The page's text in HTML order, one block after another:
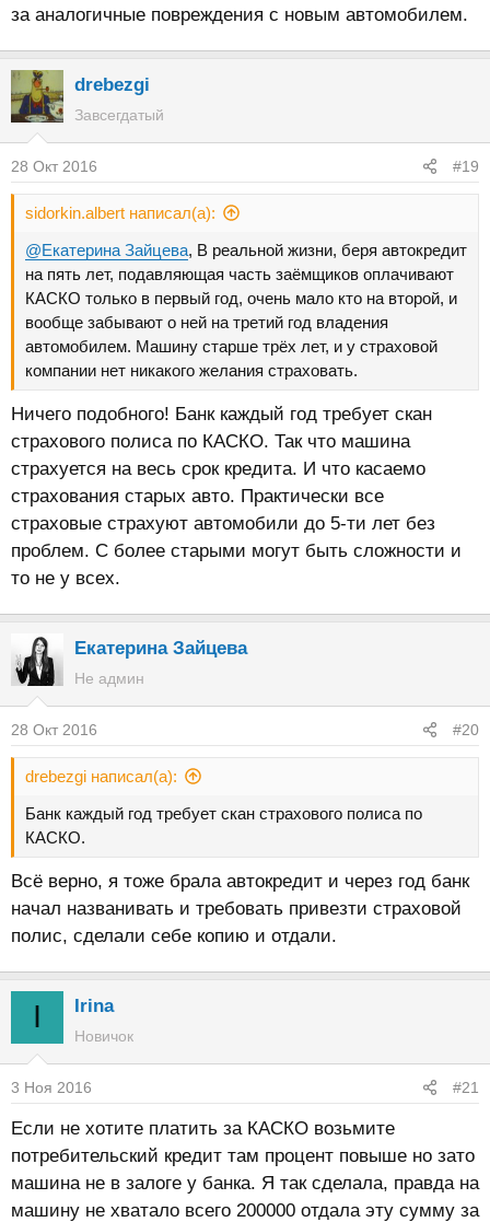
за аналогичные повреждения с новым автомобилем.
drebezgi
Завсегдатый
28 Окт 2016 #19
sidorkin.albert написал(а):
@Екатерина Зайцева, В реальной жизни, беря автокредит
на пять лет, подавляющая часть заёмщиков оплачивают
КАСКО только в первый год, очень мало кто на второй, и
вообще забывают о ней на третий год владения
автомобилем. Машину старше трёх лет, и у страховой
компании нет никакого желания страховать.
Ничего подобного! Банк каждый год требует скан
страхового полиса по КАСКО. Так что машина
страхуется на весь срок кредита. И что касаемо
страхования старых авто. Практически все
страховые страхуют автомобили до 5-ти лет без
проблем. С более старыми могут быть сложности и
то не у всех.
Екатерина Зайцева
Не админ
28 Окт 2016 #20
drebezgi написал(а):
Банк каждый год требует скан страхового полиса по
КАСКО.
Всё верно, я тоже брала автокредит и через год банк
начал названивать и требовать привезти страховой
полис, сделали себе копию и отдали.
I Irina
Новичок
3 Ноя 2016 #21
Если не хотите платить за КАСКО возьмите
потребительский кредит там процент повыше но зато
машина не в залоге у банка. Я так сделала, правда на
машину не хватало всего 200000 отдала эту сумму за